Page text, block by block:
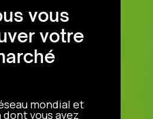
vous
votre
mondial et
vous avez